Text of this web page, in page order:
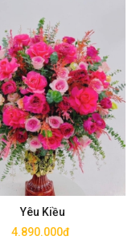
Yêu Kiều
4.890.000đ
Mua ngay